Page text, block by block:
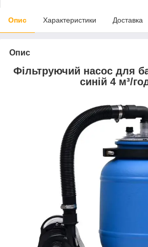
Опис Характеристики Доставка
Опис
Фільтруючий насос для
синій 4 м³/